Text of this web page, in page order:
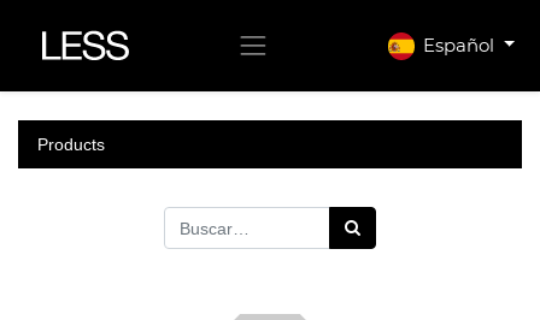
Español
Products